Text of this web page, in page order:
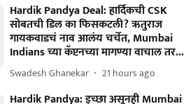
Hardik Pandya Deal: हार्दिकची CSK
सोबतची डिल का फिसकटली? ऋतुराज
गायकवाडचं नाव आलंय चर्चेत, Mumbai
Indians च्या कॅप्टनच्या मागण्या वाचाल तर...
Swadesh Ghanekar 21 hours ago
Hardik Pandya: इच्छा असूनही Mumbai